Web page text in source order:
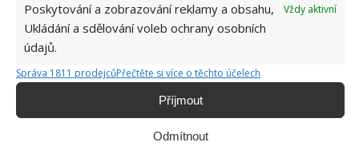
Poskytování a zobrazování reklamy a obsahu,
Ukládání a sdělování voleb ochrany osobních
údajů.
Vždy aktivní
Správa 1811 prodejcůPřečtěte si více o těchto účelech
Příjmout
Odmítnout